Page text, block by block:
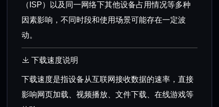
（ISP）以及同一网络下其他设备占用情况等多种
因素影响，不同时段和使用场景可能存在一定波
动。
下载速度说明
下载速度是指设备从互联网接收数据的速率，直接
影响网页加载、视频播放、文件下载、在线游戏等